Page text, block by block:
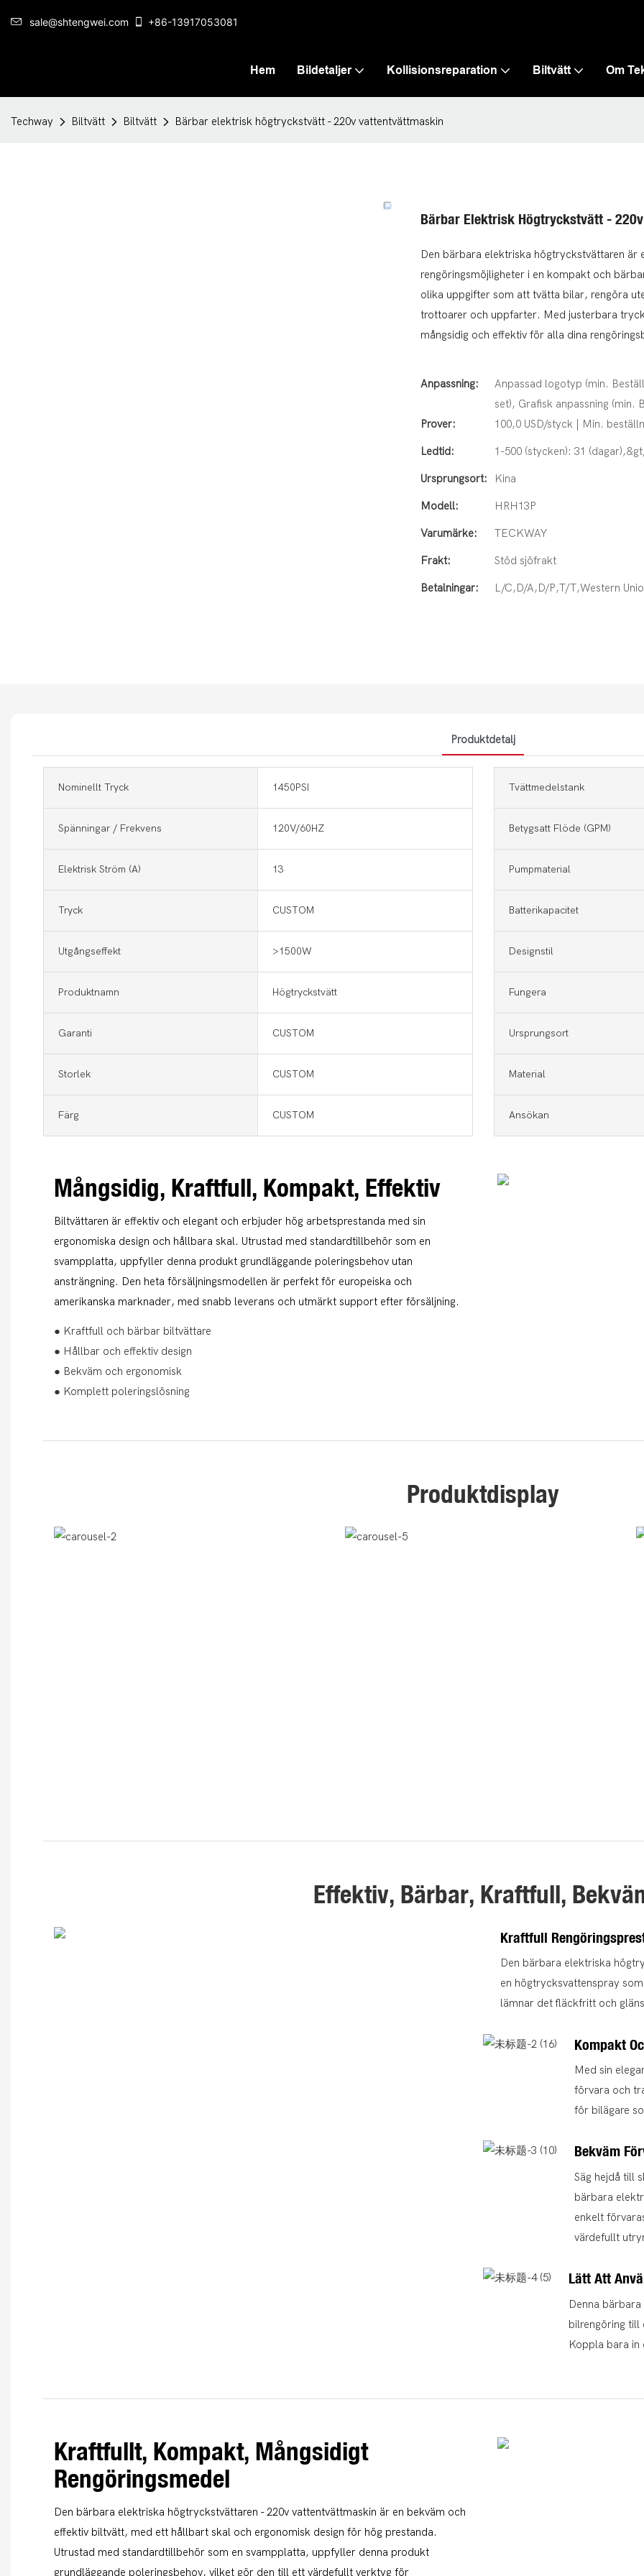
sale@shtengwei.com +86-13917053081
Hem Bildetaljer Kollisionsreparation Biltvätt Om
Techway Biltvätt Biltvätt Bärbar elektrisk högtryckstvätt - 220v vattentvättmaskin
Bärbar Elektrisk Högtryckstvätt -
Den bärbara elektriska högtryckstvättaren
rengöringsmöjligheter i en kompakt och
olika uppgifter som att tvätta bilar, rengöra
trottoarer och uppfarter. Med justerbara
mångsidig och effektiv för alla dina
Anpassning:
Anpassad logotyp (min.
set), Grafisk anpassning (min.
Prover:
100,0 USD/styck | Min.
Ledtid: 1-500 (stycken): 31
Ursprungsort: Kina
Modell: HRH13P
Varumärke: TECKWAY
Frakt: Stöd sjöfrakt
Betalningar: L/C,D/A,D/P,T/T,Western
Produktdetalj
Nominellt Tryck 1450PSI Tvättmedelstank
Spänningar / Frekvens 120V/60HZ Betygsatt Flöde (GPM)
Elektrisk Ström (a) 13 Pumpmaterial
Tryck CUSTOM Batterikapacitet
Utgångseffekt >1500W Designstil
Produktnamn Högtryckstvätt Fungera
Garanti CUSTOM Ursprungsort
Storlek CUSTOM Material
Färg CUSTOM Ansökan
Mångsidig, Kraftfull, Kompakt, Effektiv
Biltvättaren är effektiv och elegant och erbjuder hög arbetsprestanda med sin
ergonomiska design och hållbara skal. Utrustad med standardtillbehör som en
svampplatta, uppfyller denna produkt grundläggande poleringsbehov utan
ansträngning. Den heta försäljningsmodellen är perfekt för europeiska och
amerikanska marknader, med snabb leverans och utmärkt support efter försäljning.
● Kraftfull och bärbar biltvättare
● Hållbar och effektiv design
● Bekväm och ergonomisk
● Komplett poleringslösning
Produktdisplay
Effektiv, Bärbar, Kraftfull,
Kraftfull
Den bärbara elektriska
en högtrycksvattenspray
lämnar det fläckfritt och
Kompakt
Med sin
förvara och
för bilägare
Bekväm
Säg hejdå till
bärbara
enkelt
värdefullt
Lätt Att
Denna
bilrengöring till
Koppla bara
Kraftfullt, Kompakt, Mångsidigt
Rengöringsmedel
Den bärbara elektriska högtryckstvättaren - 220v vattentvättmaskin är en bekväm och
effektiv biltvätt, med ett hållbart skal och ergonomisk design för hög prestanda.
Utrustad med standardtillbehör som en svampplatta, uppfyller denna produkt
grundläggande poleringsbehov, vilket gör den till ett värdefullt verktyg för